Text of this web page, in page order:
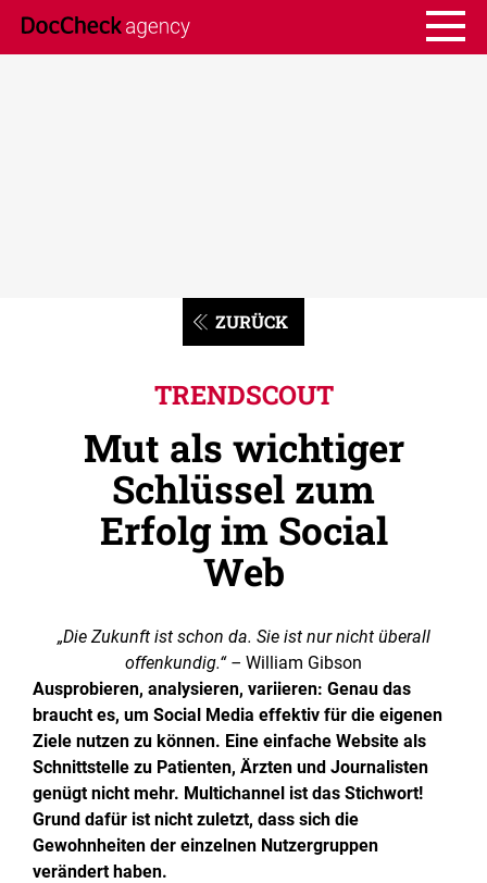
ZURÜCK
TRENDSCOUT
Mut als wichtiger
Schlüssel zum
Erfolg im Social
Web
„Die Zukunft ist schon da. Sie ist nur nicht überall
offenkundig.“ – William Gibson
Ausprobieren, analysieren, variieren: Genau das
braucht es, um Social Media effektiv für die eigenen
Ziele nutzen zu können. Eine einfache Website als
Schnittstelle zu Patienten, Ärzten und Journalisten
genügt nicht mehr. Multichannel ist das Stichwort!
Grund dafür ist nicht zuletzt, dass sich die
Gewohnheiten der einzelnen Nutzergruppen
verändert haben.